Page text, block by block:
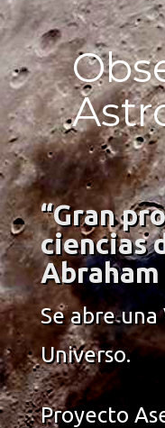
“Gran
ciencias
Abraham
Se abre
Universo.
Proyecto